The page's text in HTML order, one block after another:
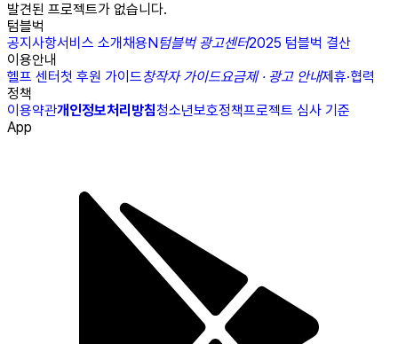
발견된 프로젝트가 없습니다.
텀블벅
공지사항서비스 소개채용 N 텀블벅 광고센터2025 텀블벅 결산
이용안내
헬프 센터첫 후원 가이드창작자 가이드요금제 · 광고 안내제휴·협력
정책
이용약관개인정보처리방침청소년보호정책프로젝트 심사 기준
App